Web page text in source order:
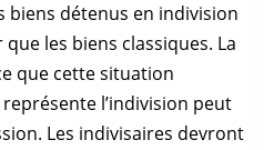
biens détenus en indivision
les biens classiques. La
que cette situation
l’indivision peut
Les indivisaires devront